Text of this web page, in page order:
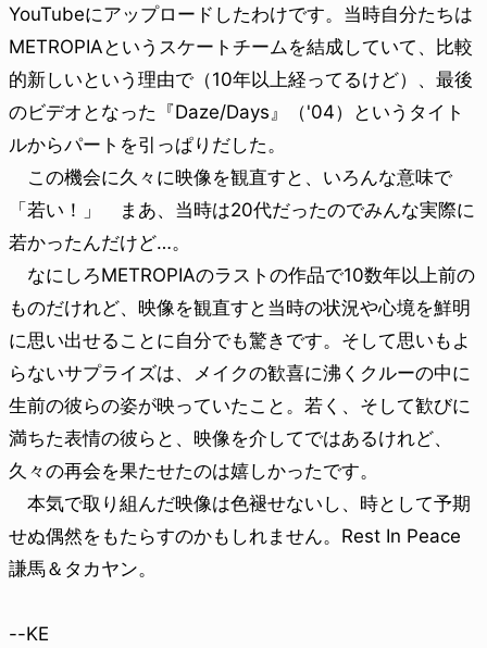
YouTubeにアップロードしたわけです。当時自分たちは
METROPIAというスケートチームを結成していて、比較
的新しいという理由で（10年以上経ってるけど）、最後
のビデオとなった『Daze/Days』（'04）というタイト
ルからパートを引っぱりだした。
この機会に久々に映像を観直すと、いろんな意味で
「若い！」 まあ、当時は20代だったのでみんな実際に
若かったんだけど…。
なにしろMETROPIAのラストの作品で10数年以上前の
ものだけれど、映像を観直すと当時の状況や心境を鮮明
に思い出せることに自分でも驚きです。そして思いもよ
らないサプライズは、メイクの歓喜に沸くクルーの中に
生前の彼らの姿が映っていたこと。若く、そして歓びに
満ちた表情の彼らと、映像を介してではあるけれど、
久々の再会を果たせたのは嬉しかったです。
本気で取り組んだ映像は色褪せないし、時として予期
せぬ偶然をもたらすのかもしれません。Rest In Peace
謙馬＆タカヤン。
--KE